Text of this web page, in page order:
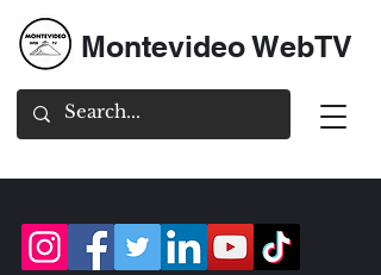
Montevideo WebTV